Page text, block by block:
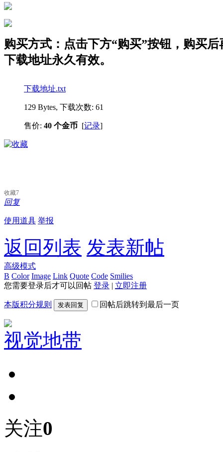
购买方式：点击下方“购买”按钮，购买
下载地址永久有效。
下载地址.txt
129 Bytes, 下载次数: 61
售价: 40 个金币 [记录]
收藏7
回复
使用道具 举报
返回列表 发表新帖
高级模式
B Color Image Link Quote Code Smilies
您需要登录后才可以回帖 登录 | 立即注册
本版积分规则 发表回复 回帖后跳转到最后一页
视觉地带
关注0